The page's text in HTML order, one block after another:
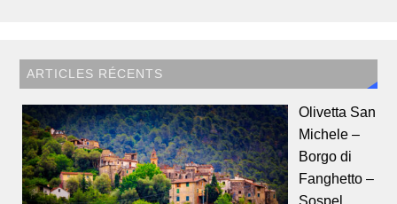
ARTICLES RÉCENTS
Olivetta San
Michele –
Borgo di
Fanghetto –
Sospel